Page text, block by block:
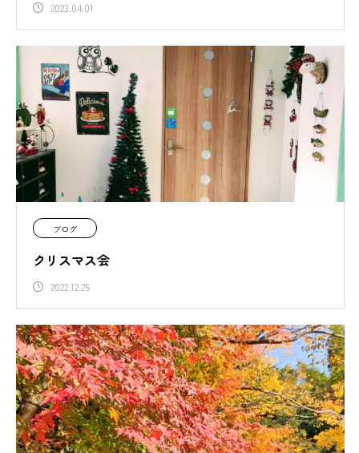
2023.04.01
ブログ
クリスマス会
2022.12.25